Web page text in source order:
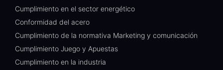
Cumplimiento en el sector energético
Conformidad del acero
Cumplimiento de la normativa Marketing y comunicación
Cumplimiento Juego y Apuestas
Cumplimiento en la industria